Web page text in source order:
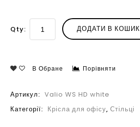
Qty: ДОДАТИ В КОШИК
В Обране Порівняти
Артикул: Valio WS HD white
Категорії: Крісла для офісу, Стільці